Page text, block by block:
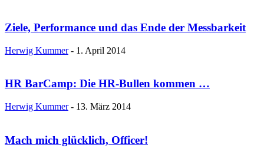
Ziele, Performance und das Ende der Messbarkeit
Herwig Kummer - 1. April 2014
HR BarCamp: Die HR-Bullen kommen …
Herwig Kummer - 13. März 2014
Mach mich glücklich, Officer!